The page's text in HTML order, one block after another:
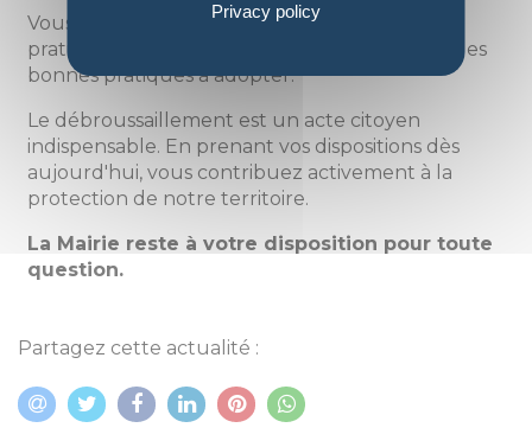
Vous y trouverez toutes les informations
pratiques, les périmètres exacts concernés et les
bonnes pratiques à adopter.
Le débroussaillement est un acte citoyen
indispensable. En prenant vos dispositions dès
aujourd'hui, vous contribuez activement à la
protection de notre territoire.
La Mairie reste à votre disposition pour toute
question.
Partagez cette actualité :
Privacy policy